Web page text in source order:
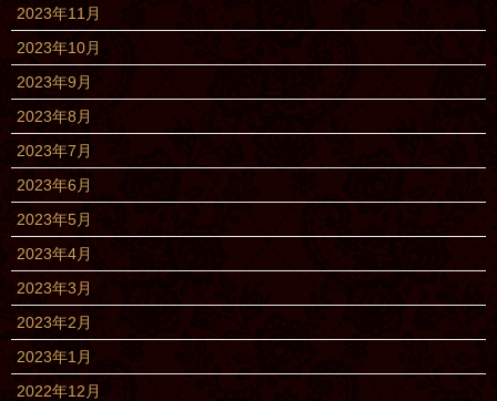
2023年11月
2023年10月
2023年9月
2023年8月
2023年7月
2023年6月
2023年5月
2023年4月
2023年3月
2023年2月
2023年1月
2022年12月